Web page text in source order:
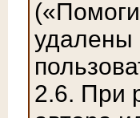
удалены
2.6. При